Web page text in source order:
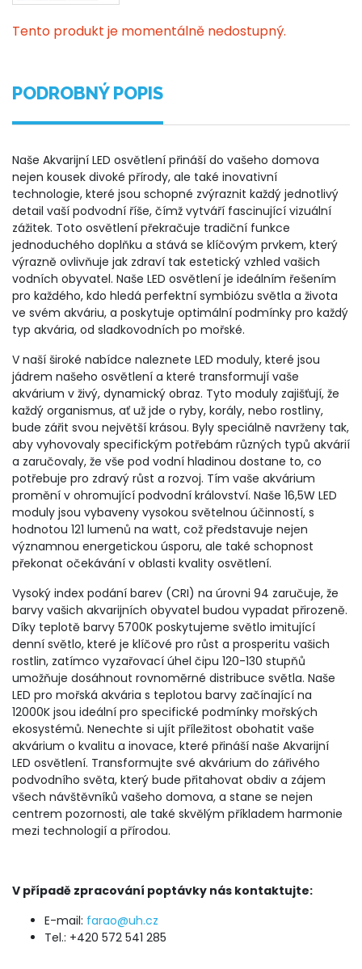
Tento produkt je momentálně nedostupný.
PODROBNÝ POPIS
Naše Akvarijní LED osvětlení přináší do vašeho domova
nejen kousek divoké přírody, ale také inovativní
technologie, které jsou schopné zvýraznit každý jednotlivý
detail vaší podvodní říše, čímž vytváří fascinující vizuální
zážitek. Toto osvětlení překračuje tradiční funkce
jednoduchého doplňku a stává se klíčovým prvkem, který
výrazně ovlivňuje jak zdraví tak estetický vzhled vašich
vodních obyvatel. Naše LED osvětlení je ideálním řešením
pro každého, kdo hledá perfektní symbiózu světla a života
ve svém akváriu, a poskytuje optimální podmínky pro každý
typ akvária, od sladkovodních po mořské.
V naší široké nabídce naleznete LED moduly, které jsou
jádrem našeho osvětlení a které transformují vaše
akvárium v živý, dynamický obraz. Tyto moduly zajišťují, že
každý organismus, ať už jde o ryby, korály, nebo rostliny,
bude zářit svou největší krásou. Byly speciálně navrženy tak,
aby vyhovovaly specifickým potřebám různých typů akvárií
a zaručovaly, že vše pod vodní hladinou dostane to, co
potřebuje pro zdravý růst a rozvoj. Tím vaše akvárium
promění v ohromující podvodní království. Naše 16,5W LED
moduly jsou vybaveny vysokou světelnou účinností, s
hodnotou 121 lumenů na watt, což představuje nejen
významnou energetickou úsporu, ale také schopnost
překonat očekávání v oblasti kvality osvětlení.
Vysoký index podání barev (CRI) na úrovni 94 zaručuje, že
barvy vašich akvarijních obyvatel budou vypadat přirozeně.
Díky teplotě barvy 5700K poskytujeme světlo imitující
denní světlo, které je klíčové pro růst a prosperitu vašich
rostlin, zatímco vyzařovací úhel čipu 120-130 stupňů
umožňuje dosáhnout rovnoměrné distribuce světla. Naše
LED pro mořská akvária s teplotou barvy začínající na
12000K jsou ideální pro specifické podmínky mořských
ekosystémů. Nenechte si ujít příležitost obohatit vaše
akvárium o kvalitu a inovace, které přináší naše Akvarijní
LED osvětlení. Transformujte své akvárium do zářivého
podvodního světa, který bude přitahovat obdiv a zájem
všech návštěvníků vašeho domova, a stane se nejen
centrem pozornosti, ale také skvělým příkladem harmonie
mezi technologií a přírodou.
V případě zpracování poptávky nás kontaktujte:
E-mail: farao@uh.cz
Tel.: +420 572 541 285